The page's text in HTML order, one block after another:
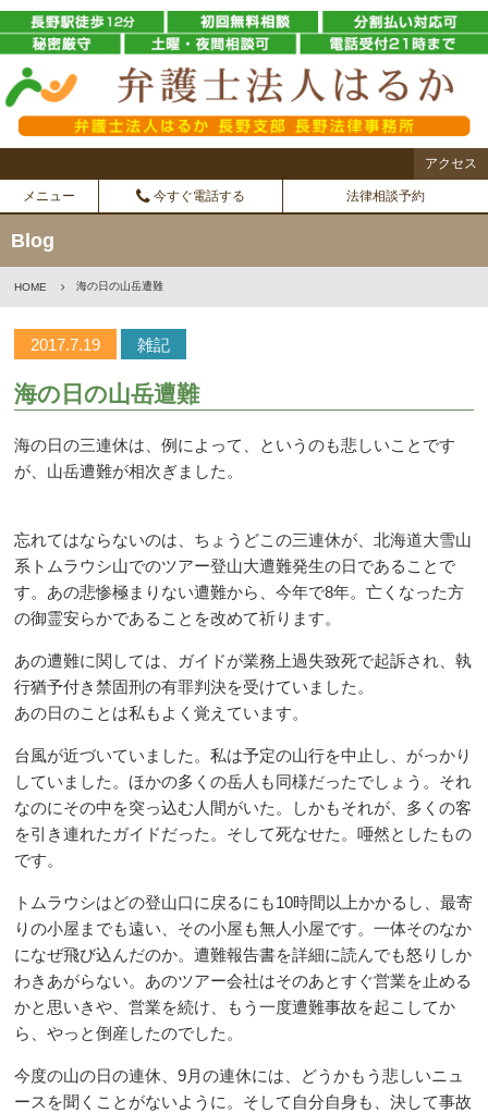
アクセス
メニュー 今すぐ電話する 法律相談予約
Blog
HOME 海の日の山岳遭難
2017.7.19 雑記
海の日の山岳遭難
海の日の三連休は、例によって、というのも悲しいことです
が、山岳遭難が相次ぎました。
忘れてはならないのは、ちょうどこの三連休が、北海道大雪山
系トムラウシ山でのツアー登山大遭難発生の日であることで
す。あの悲惨極まりない遭難から、今年で8年。亡くなった方
の御霊安らかであることを改めて祈ります。
あの遭難に関しては、ガイドが業務上過失致死で起訴され、執
行猶予付き禁固刑の有罪判決を受けていました。
あの日のことは私もよく覚えています。
台風が近づいていました。私は予定の山行を中止し、がっかり
していました。ほかの多くの岳人も同様だったでしょう。それ
なのにその中を突っ込む人間がいた。しかもそれが、多くの客
を引き連れたガイドだった。そして死なせた。唖然としたもの
です。
トムラウシはどの登山口に戻るにも10時間以上かかるし、最寄
りの小屋までも遠い、その小屋も無人小屋です。一体そのなか
になぜ飛び込んだのか。遭難報告書を詳細に読んでも怒りしか
わきあがらない。あのツアー会社はそのあとすぐ営業を止める
かと思いきや、営業を続け、もう一度遭難事故を起こしてか
ら、やっと倒産したのでした。
今度の山の日の連休、9月の連休には、どうかもう悲しいニュ
ースを聞くことがないように。そして自分自身も、決して事故